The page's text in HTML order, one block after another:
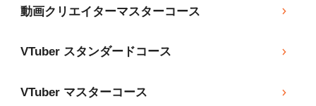
動画クリエイターマスターコース
VTuber スタンダードコース
VTuber マスターコース